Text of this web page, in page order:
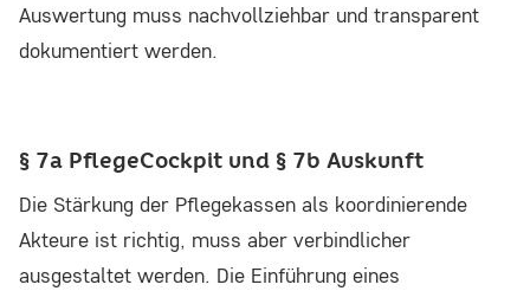
Auswertung muss nachvollziehbar und transparent
dokumentiert werden.
§ 7a PflegeCockpit und § 7b Auskunft
Die Stärkung der Pflegekassen als koordinierende
Akteure ist richtig, muss aber verbindlicher
ausgestaltet werden. Die Einführung eines